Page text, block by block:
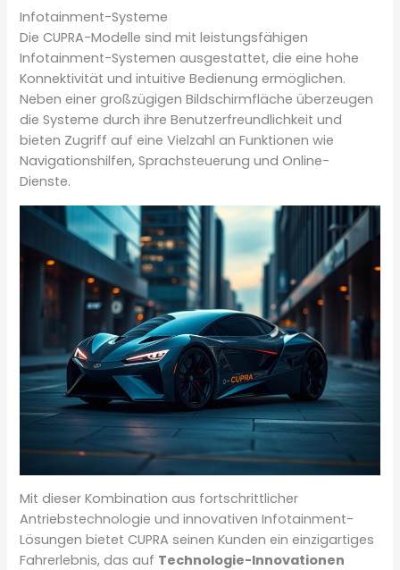
Infotainment-Systeme
Die CUPRA-Modelle sind mit leistungsfähigen
Infotainment-Systemen ausgestattet, die eine hohe
Konnektivität und intuitive Bedienung ermöglichen.
Neben einer großzügigen Bildschirmfläche überzeugen
die Systeme durch ihre Benutzerfreundlichkeit und
bieten Zugriff auf eine Vielzahl an Funktionen wie
Navigationshilfen, Sprachsteuerung und Online-
Dienste.
Mit dieser Kombination aus fortschrittlicher
Antriebstechnologie und innovativen Infotainment-
Lösungen bietet CUPRA seinen Kunden ein einzigartiges
Fahrerlebnis, das auf Technologie-Innovationen